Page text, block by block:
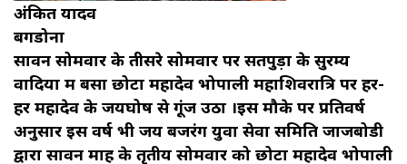
अंकित यादव
बगडोना
सावन सोमवार के तीसरे सोमवार पर सतपुड़ा के सुरम्य
वादियों में बसा छोटा महादेव भोपाली महाशिवरात्रि पर हर-
हर महादेव के जयघोष से गूंज उठा ।इस मौके पर प्रतिवर्ष
अनुसार इस वर्ष भी जय बजरंग युवा सेवा समिति जाजबोडी
द्वारा सावन माह के तृतीय सोमवार को छोटा महादेव भोपाली